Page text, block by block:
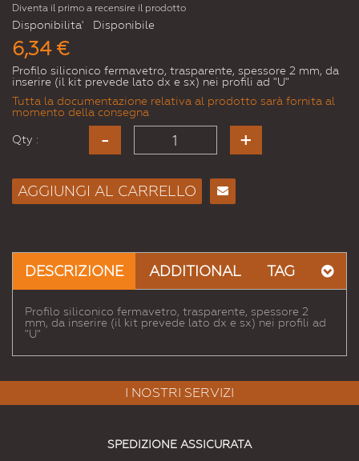
Diventa il primo a recensire il prodotto
Disponibilita' Disponibile
6,34 €
Profilo siliconico fermavetro, trasparente, spessore 2 mm, da
inserire (il kit prevede lato dx e sx) nei profili ad "U"
Tutta la documentazione relativa al prodotto sarà fornita al
momento della consegna
Qty :
AGGIUNGI AL CARRELLO
Amico
DESCRIZIONE ADDITIONAL TAG
Profilo siliconico fermavetro, trasparente, spessore 2
mm, da inserire (il kit prevede lato dx e sx) nei profili ad
"U"
I NOSTRI SERVIZI
SPEDIZIONE ASSICURATA